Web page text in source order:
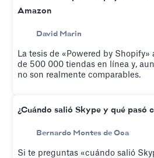
Amazon
David Marin
La tesis de «Powered by Shopify»
de 500 000 tiendas en línea y,
no son realmente comparables.
¿Cuándo salió Skype y qué pasó
Bernardo Montes de Oca
Si te preguntas «cuándo salió